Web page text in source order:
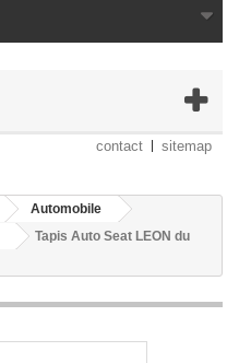
contact sitemap
Automobile
Tapis Auto Seat LEON du